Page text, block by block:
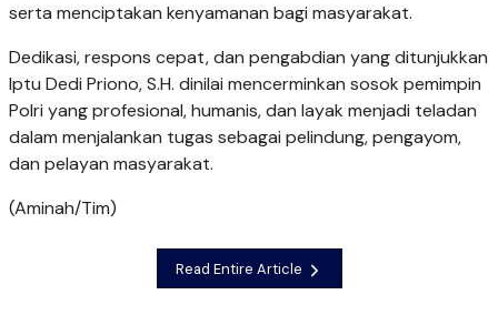
serta menciptakan kenyamanan bagi masyarakat.
Dedikasi, respons cepat, dan pengabdian yang ditunjukkan
Iptu Dedi Priono, S.H. dinilai mencerminkan sosok pemimpin
Polri yang profesional, humanis, dan layak menjadi teladan
dalam menjalankan tugas sebagai pelindung, pengayom,
dan pelayan masyarakat.
(Aminah/Tim)
Read Entire Article